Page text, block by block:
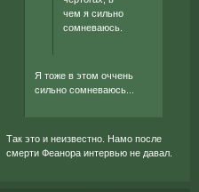
чем я сильно
сомневаюсь.
Я тоже в этом оччень
сильно сомневаюсь...
Так это и неизвестно. Намо после
смерти Феанора интервью не давал.